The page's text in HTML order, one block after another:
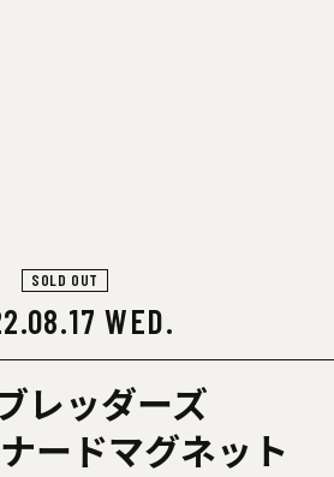
SOLD OUT
WED.
レッダーズ
ードマグネット